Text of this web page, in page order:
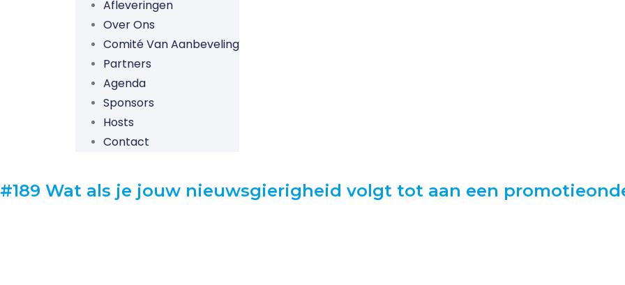
Afleveringen
Over Ons
Comité Van Aanbeveling
Partners
Agenda
Sponsors
Hosts
Contact
#189 Wat als je jouw nieuwsgierigheid volgt tot aan een